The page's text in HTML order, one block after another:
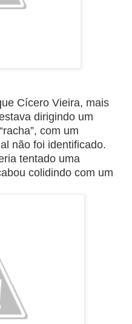
Cícero Vieira, mais
dirigindo um
com um
não foi identificado.
tentado uma
colidindo com um